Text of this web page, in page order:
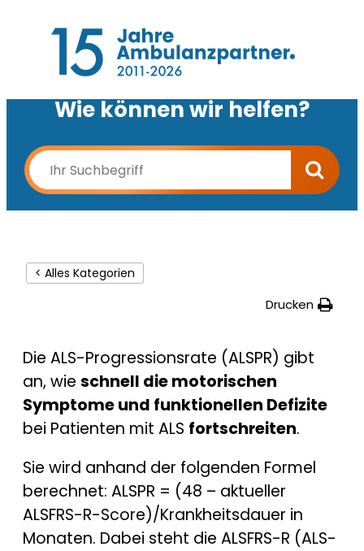
Wie können wir helfen?
< Alles Kategorien
Drucken
Die ALS-Progressionsrate (ALSPR) gibt
an, wie schnell die motorischen
Symptome und funktionellen Defizite
bei Patienten mit ALS fortschreiten.
Sie wird anhand der folgenden Formel
berechnet: ALSPR = (48 – aktueller
ALSFRS-R-Score)/Krankheitsdauer in
Monaten. Dabei steht die ALSFRS-R (ALS-